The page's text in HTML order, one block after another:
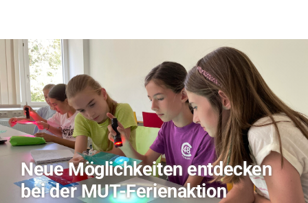
TVO berichtet über Forschung
zu KI in der Landwirtschaft